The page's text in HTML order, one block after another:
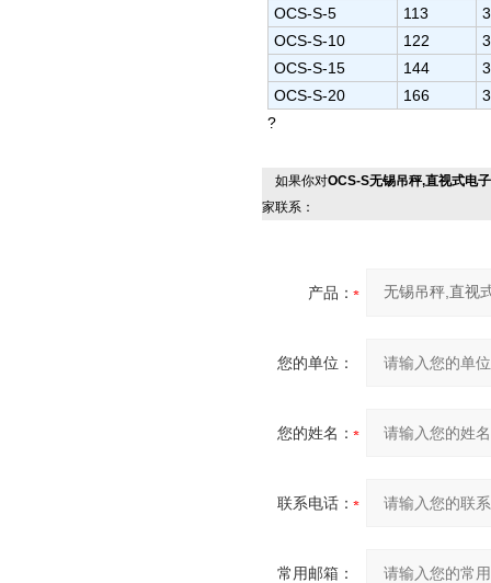
OCS-S-5
113
OCS-S-10
122
OCS-S-15
144
OCS-S-20
166
?
如果你对OCS-S无锡吊秤,直视式电
家联系：
产品：
您的单位：
您的姓名：
联系电话：
常用邮箱：